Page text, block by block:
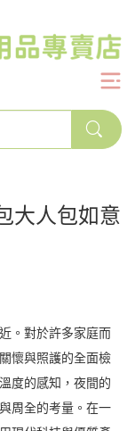
大人包如意
。對於許多家庭而
懷與照護的全面檢
度的感知，夜間的
周全的考量。在一